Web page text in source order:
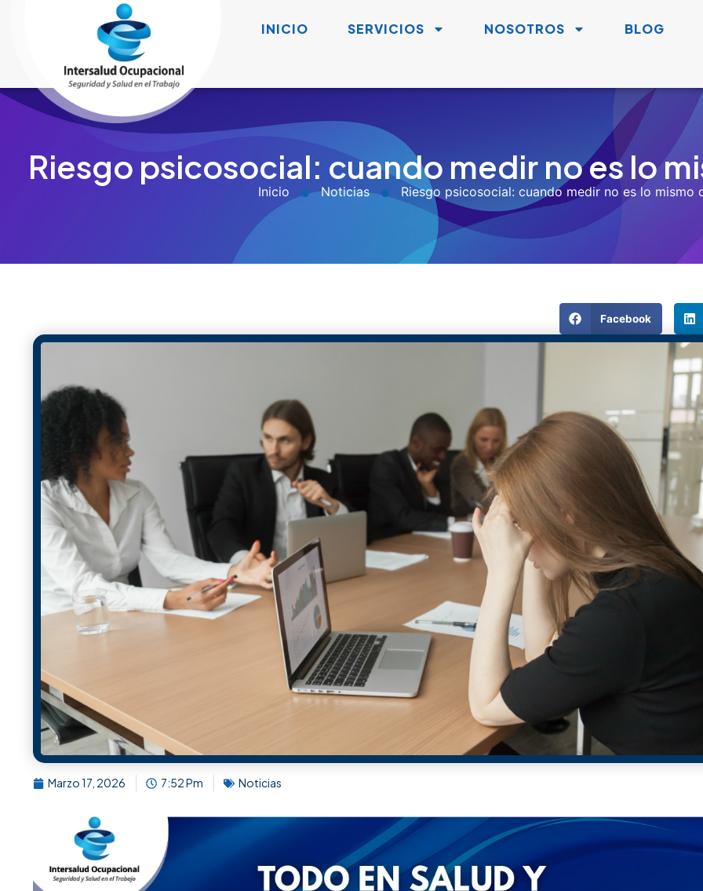
INICIO SERVICIOS NOSOTROS BLOG
Riesgo psicosocial: cuando medir no es lo
Inicio Noticias Riesgo psicosocial: cuando medir no es lo mismo
Facebook
Marzo 17, 2026 7:52 Pm Noticias